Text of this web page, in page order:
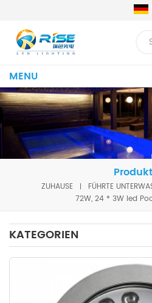
MENU
ZUHAUSE
FÜHRTE
KATEGORIEN